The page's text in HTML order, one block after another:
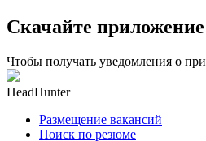
Скачайте приложение
Чтобы получать уведомления о
HeadHunter
Размещение вакансий
Поиск по резюме